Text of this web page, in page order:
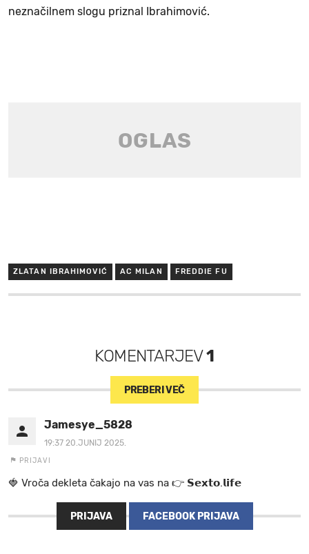
neznačilnem slogu priznal Ibrahimović.
ZLATAN IBRAHIMOVIĆ AC MILAN FREDDIE FU
KOMENTARJEV1
PREBERI VEČ
Jamesye_5828
19:37 20.JUNIJ 2025.
PRIJAVI
🍓 V r o č a d e k l e t a ča k a jo na va s n a 👉 𝗦𝗲𝘅𝘁𝗼.𝗹𝗶𝗳𝗲
PRIJAVA FACEBOOK PRIJAVA